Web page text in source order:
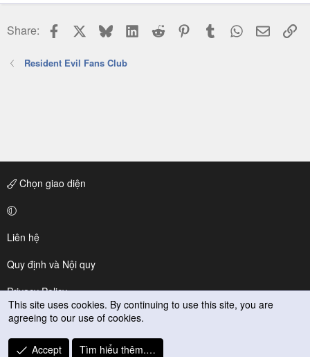
Share: Facebook BlueskyLinkedIn
Reddit PinterestTumblr WhatsApp
Email
Resident Evil Fans Club
Chọn giao diện
Liên hệ
Quy định và Nội quy
Privacy Policy
Trợ giúp
R
This site uses cookies. By continuing to use this site, you are
agreeing to our use of cookies.
Accept Tìm hiểu thêm.…